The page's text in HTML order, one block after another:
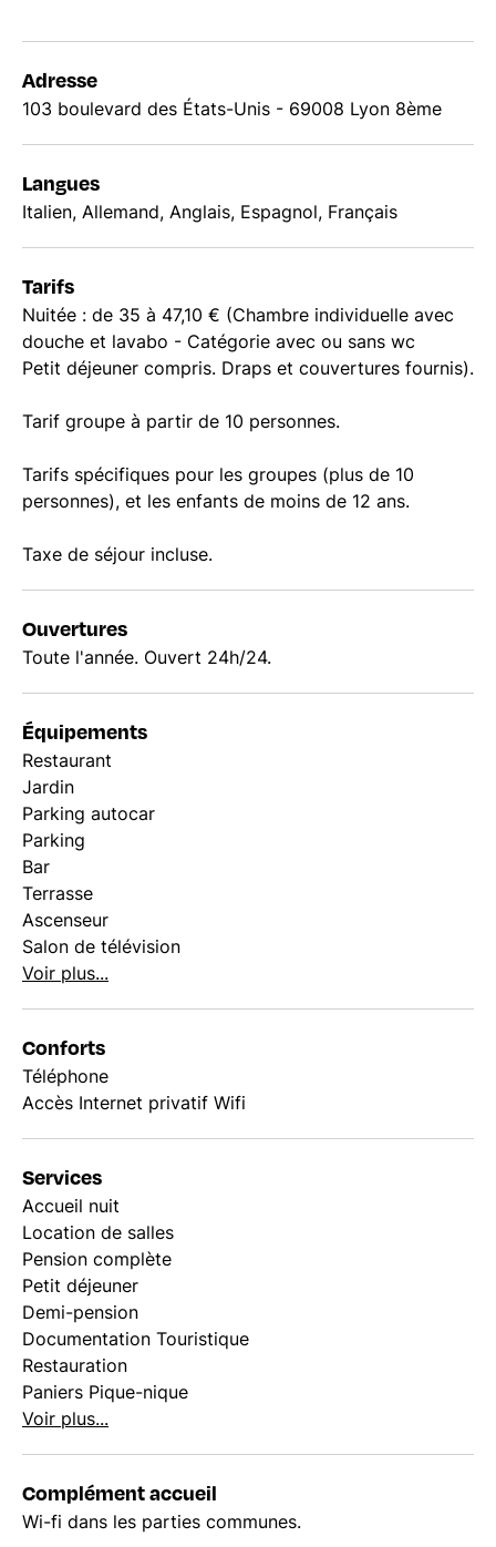
Adresse
103 boulevard des États-Unis - 69008 Lyon 8ème
Langues
Italien, Allemand, Anglais, Espagnol, Français
Tarifs
Nuitée : de 35 à 47,10 € (Chambre individuelle avec
douche et lavabo - Catégorie avec ou sans wc
Petit déjeuner compris. Draps et couvertures fournis).
Tarif groupe à partir de 10 personnes.
Tarifs spécifiques pour les groupes (plus de 10
personnes), et les enfants de moins de 12 ans.
Taxe de séjour incluse.
Ouvertures
Toute l'année. Ouvert 24h/24.
Équipements
Restaurant
Jardin
Parking autocar
Parking
Bar
Terrasse
Ascenseur
Salon de télévision
Voir plus...
Conforts
Téléphone
Accès Internet privatif Wifi
Services
Accueil nuit
Location de salles
Pension complète
Petit déjeuner
Demi-pension
Documentation Touristique
Restauration
Paniers Pique-nique
Voir plus...
Complément accueil
Wi-fi dans les parties communes.